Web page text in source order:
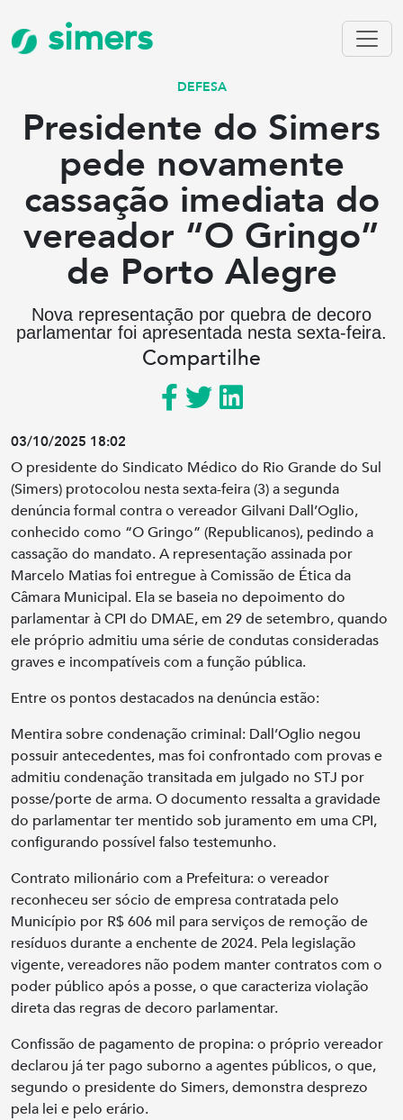
simers
DEFESA
Presidente do Simers
pede novamente
cassação imediata do
vereador “O Gringo”
de Porto Alegre
Nova representação por quebra de decoro
parlamentar foi apresentada nesta sexta-feira.
Compartilhe
03/10/2025 18:02
O presidente do Sindicato Médico do Rio Grande do Sul
(Simers) protocolou nesta sexta-feira (3) a segunda
denúncia formal contra o vereador Gilvani Dall’Oglio,
conhecido como “O Gringo” (Republicanos), pedindo a
cassação do mandato. A representação assinada por
Marcelo Matias foi entregue à Comissão de Ética da
Câmara Municipal. Ela se baseia no depoimento do
parlamentar à CPI do DMAE, em 29 de setembro, quando
ele próprio admitiu uma série de condutas consideradas
graves e incompatíveis com a função pública.
Entre os pontos destacados na denúncia estão:
Mentira sobre condenação criminal: Dall’Oglio negou
possuir antecedentes, mas foi confrontado com provas e
admitiu condenação transitada em julgado no STJ por
posse/porte de arma. O documento ressalta a gravidade
do parlamentar ter mentido sob juramento em uma CPI,
configurando possível falso testemunho.
Contrato milionário com a Prefeitura: o vereador
reconheceu ser sócio de empresa contratada pelo
Município por R$ 606 mil para serviços de remoção de
resíduos durante a enchente de 2024. Pela legislação
vigente, vereadores não podem manter contratos com o
poder público após a posse, o que caracteriza violação
direta das regras de decoro parlamentar.
Confissão de pagamento de propina: o próprio vereador
declarou já ter pago suborno a agentes públicos, o que,
segundo o presidente do Simers, demonstra desprezo
pela lei e pelo erário.